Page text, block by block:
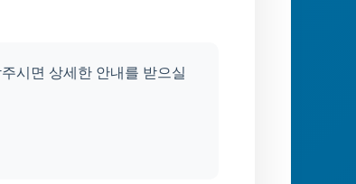
시면 상세한 안내를 받으실